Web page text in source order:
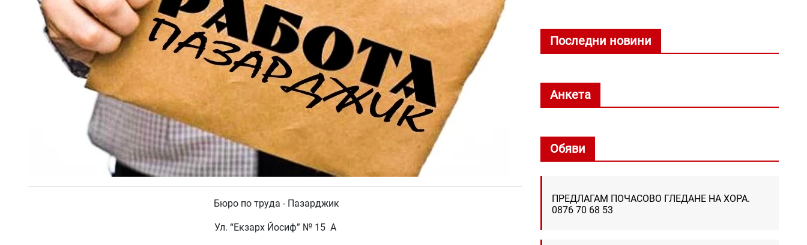
Бюро по труда - Пазарджик
Ул. “Екзарх Йосиф” № 15 А
Последни новини
Анкета
Обяви
ПРЕДЛАГАМ ПОЧАСОВО ГЛЕДАНЕ НА ХОРА.
0876 70 68 53